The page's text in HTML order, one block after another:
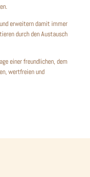
erweitern damit immer
durch den Austausch
einer freundlichen, dem
wertfreien und